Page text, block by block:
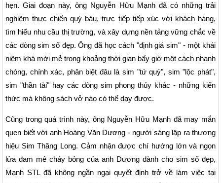
hẹn. Giai đoạn này, ông Nguyễn Hữu Mạnh đã có những trải
nghiệm thực chiến quý báu, trực tiếp tiếp xúc với khách hàng,
tìm hiểu nhu cầu thị trường, và xây dựng nền tảng vững chắc về
các dòng sim số đẹp. Ông đã học cách "định giá sim" - một khái
niệm khá mới mẻ trong khoảng thời gian bấy giờ một cách nhanh
chóng, chính xác, phân biệt đâu là sim "tứ quý", sim "lộc phát",
sim "thần tài" hay các dòng sim phong thủy khác - những kiến
thức mà không sách vở nào có thể dạy được.
Cũng trong quá trình này, ông Nguyễn Hữu Mạnh đã may mắn
quen biết với anh Hoàng Văn Dương - người sáng lập ra thương
hiệu Sim Thăng Long. Cảm nhận được chí hướng lớn và ngọn
lửa đam mê cháy bỏng của anh Dương dành cho sim số đẹp,
Mạnh STL đã không ngần ngại quyết định trở về làm việc tại